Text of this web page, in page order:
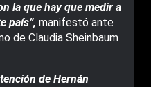
la que hay que medir a
país”, manifestó ante
de Claudia Sheinbaum
de Hernán